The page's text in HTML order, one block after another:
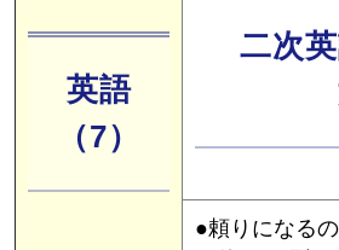
英語
（7）
二次
●頼りになる